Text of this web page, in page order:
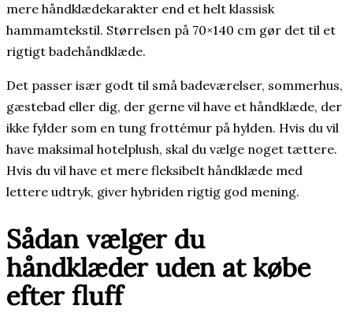
mere håndklædekarakter end et helt klassisk
hammamtekstil. Størrelsen på 70×140 cm gør det til et
rigtigt badehåndklæde.
Det passer især godt til små badeværelser, sommerhus,
gæstebad eller dig, der gerne vil have et håndklæde, der
ikke fylder som en tung frottémur på hylden. Hvis du vil
have maksimal hotelplush, skal du vælge noget tættere.
Hvis du vil have et mere fleksibelt håndklæde med
lettere udtryk, giver hybriden rigtig god mening.
Sådan vælger du
håndklæder uden at købe
efter fluff